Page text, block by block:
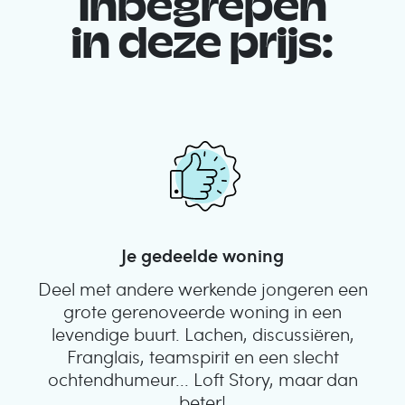
Inbegrepen
in deze prijs:
Je gedeelde woning
Deel met andere werkende jongeren een
grote gerenoveerde woning in een
levendige buurt. Lachen, discussiëren,
Franglais, teamspirit en een slecht
ochtendhumeur... Loft Story, maar dan